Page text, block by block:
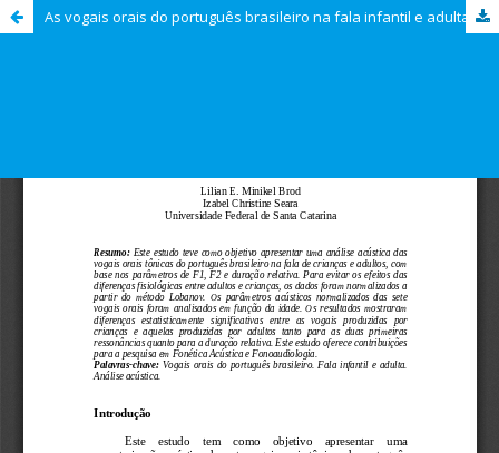
As vogais orais do português brasileiro na fala infantil e adulta